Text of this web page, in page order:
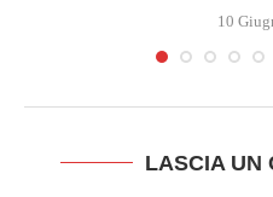
10
LASCIA UN